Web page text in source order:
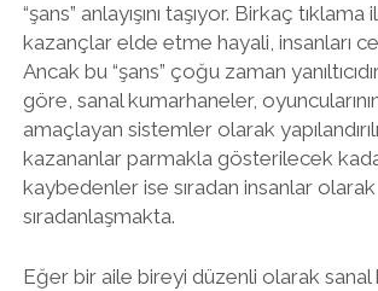
“şans” anlayışını taşıyor. Birkaç
kazançlar elde etme hayali, insanları
Ancak bu “şans” çoğu zaman
göre, sanal kumarhaneler,
amaçlayan sistemler olarak
kazananlar parmakla gösterilecek
kaybedenler ise sıradan insanlar olarak
sıradanlaşmakta.
Eğer bir aile bireyi düzenli olarak sanal